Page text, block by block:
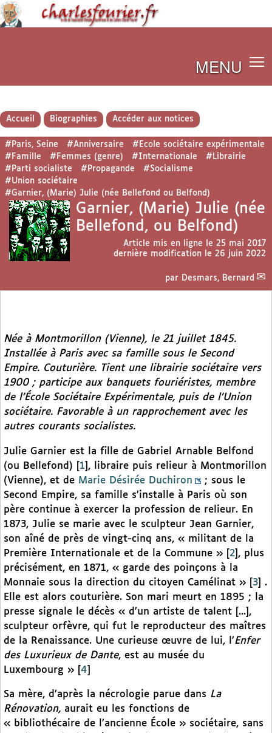
MENU
Accueil Biographies Accéder aux notices
#Paris, Seine #Anniversaire
#Ecole sociétaire expérimentale
#Famille
#Femmes (genre) #Internationale
#Librairie
#Parti socialiste
#Propagande
#Socialisme
#Union sociétaire
#Garnier, (Marie) Julie (née Bellefond ou Belfond)
Garnier, (Marie) Julie (née
Bellefond, ou Belfond)
Article mis en ligne le 25 mai 2017
dernière modification le 26 juin 2022
par Desmars, Bernard
Née à Montmorillon (Vienne), le 21 juillet 1845.
Installée à Paris avec sa famille sous le Second
Empire. Couturière. Tient une librairie sociétaire vers
1900 ; participe aux banquets fouriéristes, membre
de l’École Sociétaire Expérimentale, puis de l’Union
sociétaire. Favorable à un rapprochement avec les
autres courants socialistes.
Julie Garnier est la fille de Gabriel Arnable Belfond
(ou Bellefond)
1 , libraire puis relieur à Montmorillon
(Vienne), et de Marie Désirée Duchiron
; sous le
Second Empire, sa famille s’installe à Paris où son
père continue à exercer la profession de relieur. En
1873, Julie se marie avec le sculpteur Jean Garnier,
son aîné de près de vingt-cinq ans, « militant de la
Première Internationale et de la Commune »
2 , plus
précisément, en 1871, « garde des poinçons à la
Monnaie sous la direction du citoyen Camélinat »
3
.
Elle est alors couturière. Son mari meurt en 1895 ; la
presse signale le décès « d’un artiste de talent [...],
sculpteur orfèvre, qui fut le reproducteur des maîtres
de la Renaissance. Une curieuse œuvre de lui, l’Enfer
des Luxurieux de Dante, est au musée du
Luxembourg »
4
Sa mère, d’après la nécrologie parue dans La
Rénovation, aurait eu les fonctions de
« bibliothécaire de l’ancienne École » sociétaire, sans